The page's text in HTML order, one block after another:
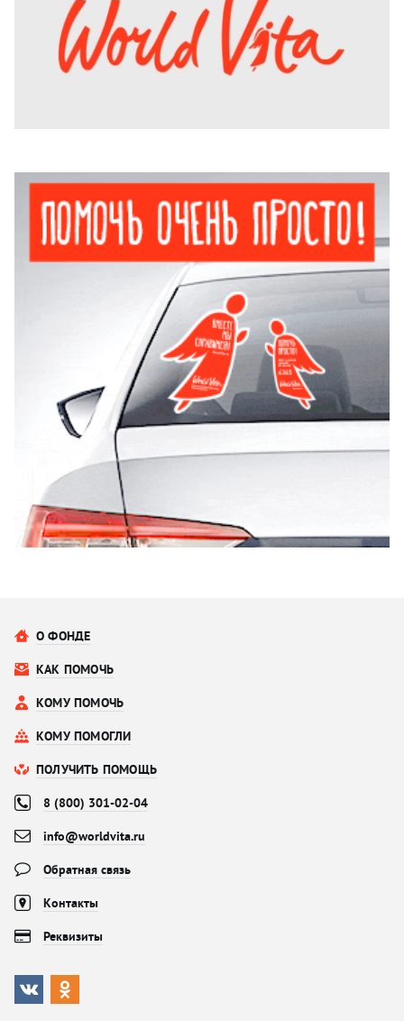
О ФОНДЕ
КАК ПОМОЧЬ
КОМУ ПОМОЧЬ
КОМУ ПОМОГЛИ
ПОЛУЧИТЬ ПОМОЩЬ
8 (800) 301-02-04
info@worldvita.ru
Обратная связь
Контакты
Реквизиты